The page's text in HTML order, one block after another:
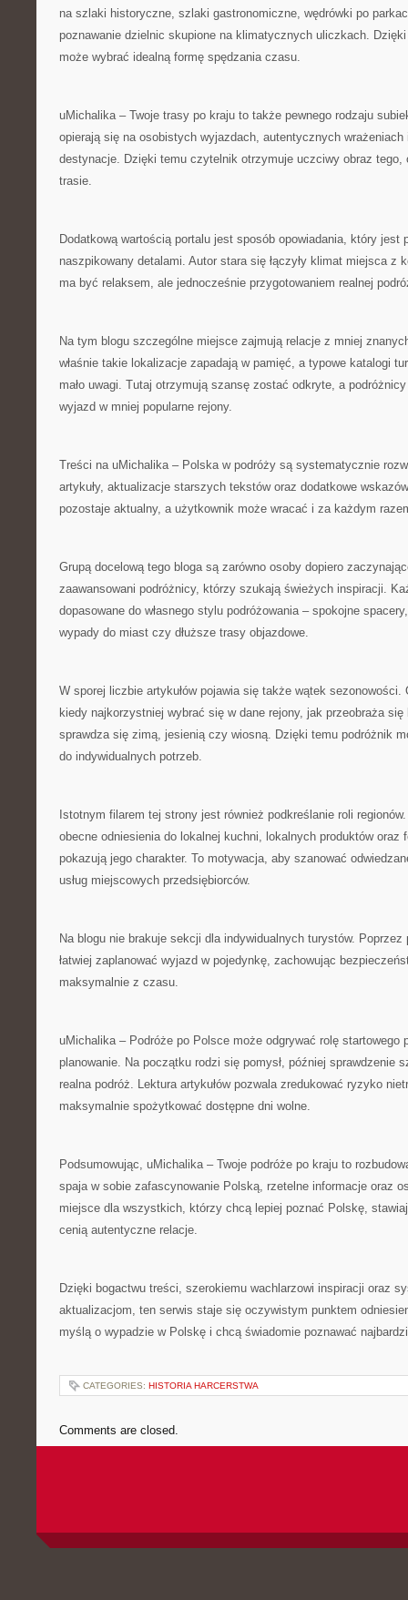
na szlaki historyczne, szlaki gastronomiczne, wędrówki po
poznawanie dzielnic skupione na klimatycznych uliczkach.
może wybrać idealną formę spędzania czasu.
uMichalika – Twoje trasy po kraju to także pewnego rodzaju
opierają się na osobistych wyjazdach, autentycznych wrażeniach
destynacje. Dzięki temu czytelnik otrzymuje uczciwy obraz tego,
trasie.
Dodatkową wartością portalu jest sposób opowiadania, który jest
naszpikowany detalami. Autor stara się łączyły klimat miejsca z
ma być relaksem, ale jednocześnie przygotowaniem realnej
Na tym blogu szczególne miejsce zajmują relacje z mniej
właśnie takie lokalizacje zapadają w pamięć, a typowe katalogi
mało uwagi. Tutaj otrzymują szansę zostać odkryte, a
wyjazd w mniej popularne rejony.
Treści na uMichalika – Polska w podróży są systematycznie
artykuły, aktualizacje starszych tekstów oraz dodatkowe
pozostaje aktualny, a użytkownik może wracać i za każdym
Grupą docelową tego bloga są zarówno osoby dopiero
zaawansowani podróżnicy, którzy szukają świeżych inspiracji.
dopasowane do własnego stylu podróżowania – spokojne
wypady do miast czy dłuższe trasy objazdowe.
W sporej liczbie artykułów pojawia się także wątek
kiedy najkorzystniej wybrać się w dane rejony, jak przeobraża
sprawdza się zimą, jesienią czy wiosną. Dzięki temu podróżnik
do indywidualnych potrzeb.
Istotnym filarem tej strony jest również podkreślanie roli
obecne odniesienia do lokalnej kuchni, lokalnych produktów oraz
pokazują jego charakter. To motywacja, aby szanować
usług miejscowych przedsiębiorców.
Na blogu nie brakuje sekcji dla indywidualnych turystów.
łatwiej zaplanować wyjazd w pojedynkę, zachowując
maksymalnie z czasu.
uMichalika – Podróże po Polsce może odgrywać rolę startowego
planowanie. Na początku rodzi się pomysł, później sprawdzenie
realna podróż. Lektura artykułów pozwala zredukować ryzyko
maksymalnie spożytkować dostępne dni wolne.
Podsumowując, uMichalika – Twoje podróże po kraju to
spaja w sobie zafascynowanie Polską, rzetelne informacje oraz
miejsce dla wszystkich, którzy chcą lepiej poznać Polskę,
cenią autentyczne relacje.
Dzięki bogactwu treści, szerokiemu wachlarzowi inspiracji oraz
aktualizacjom, ten serwis staje się oczywistym punktem
myślą o wypadzie w Polskę i chcą świadomie poznawać
CATEGORIES: HISTORIA HARCERSTWA
Comments are closed.